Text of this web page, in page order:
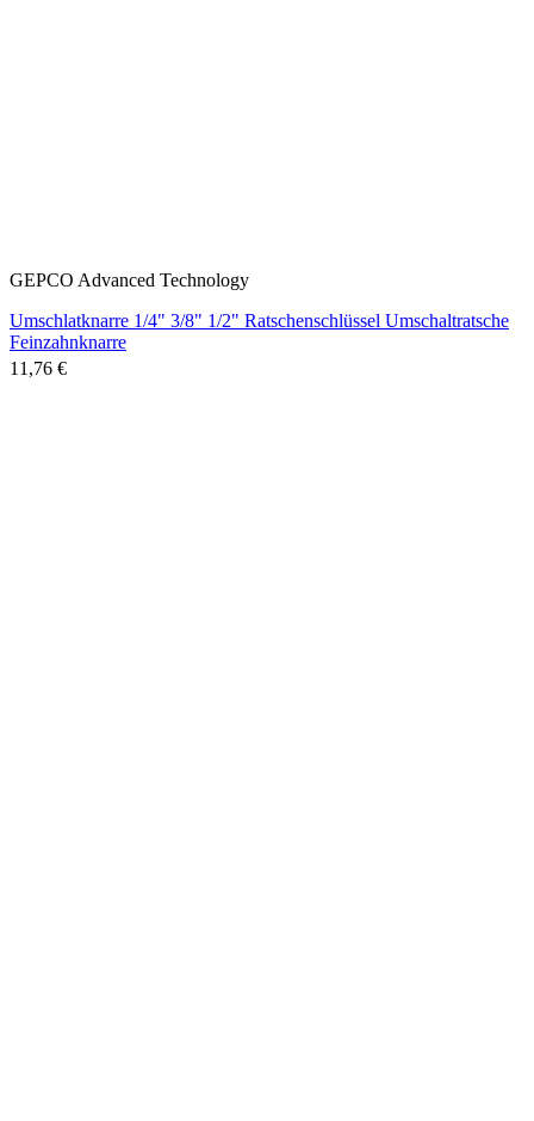
GEPCO Advanced Technology
Umschlatknarre 1/4" 3/8" 1/2" Ratschenschlüssel Umschaltratsche
Feinzahnknarre
11,76 €